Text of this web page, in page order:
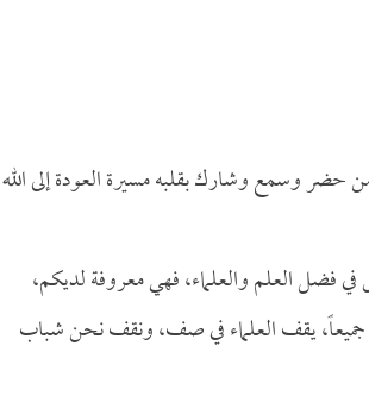
وسمع وشارك بقلبه مسيرة العودة إلى الله
فضل العلم والعلماء، فهي معروفة لديكم،
جميعاً، يقف العلماء في صف، ونقف نحن شباب